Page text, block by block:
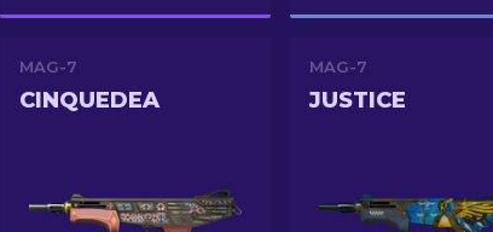
MAG-7
CINQUEDEA
MAG-7
JUSTICE